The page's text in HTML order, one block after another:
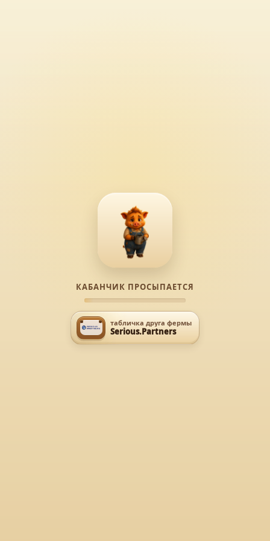
КАБАНЧИК ПРОСЫПАЕТСЯ
табличка друга фермы
Serious.Partners